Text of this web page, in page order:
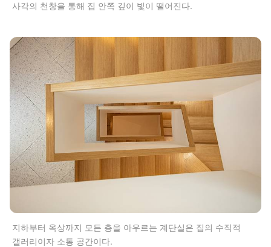
사각의 천창을 통해 집 안쪽 깊이 빛이 떨어진다.
지하부터 옥상까지 모든 층을 아우르는 계단실은 집의 수직적
갤러리이자 소통 공간이다.